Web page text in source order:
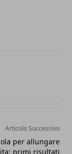
Articolo Successivo
per allungare
primi risultati